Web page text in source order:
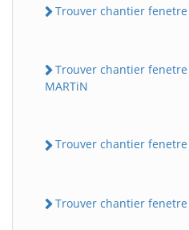
Trouver chantier fenetre
Trouver chantier fenetre
MARTiN
Trouver chantier fenetre
Trouver chantier fenetre